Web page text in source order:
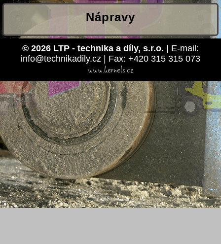
Nápravy
© 2026 LTP - technika a díly, s.r.o. | E-mail:
info@technikadily.cz | Fax: +420 315 315 073
www.kernels.cz